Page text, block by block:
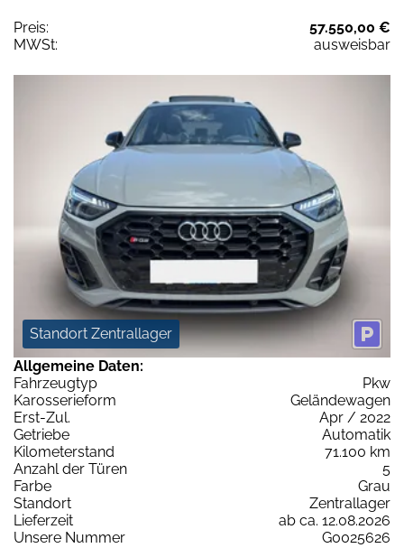
Preis:
57.550,00 €
MWSt:
ausweisbar
Standort Zentrallager
Allgemeine Daten:
Fahrzeugtyp
Pkw
Karosserieform
Geländewagen
Erst-Zul.
Apr / 2022
Getriebe
Automatik
Kilometerstand
71.100 km
Anzahl der Türen
5
Farbe
Grau
Standort
Zentrallager
Lieferzeit
ab ca. 12.08.2026
Unsere Nummer
G0025626